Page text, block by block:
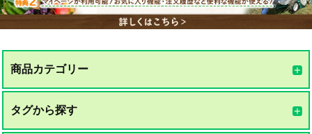
商品カテゴリー
タグから探す